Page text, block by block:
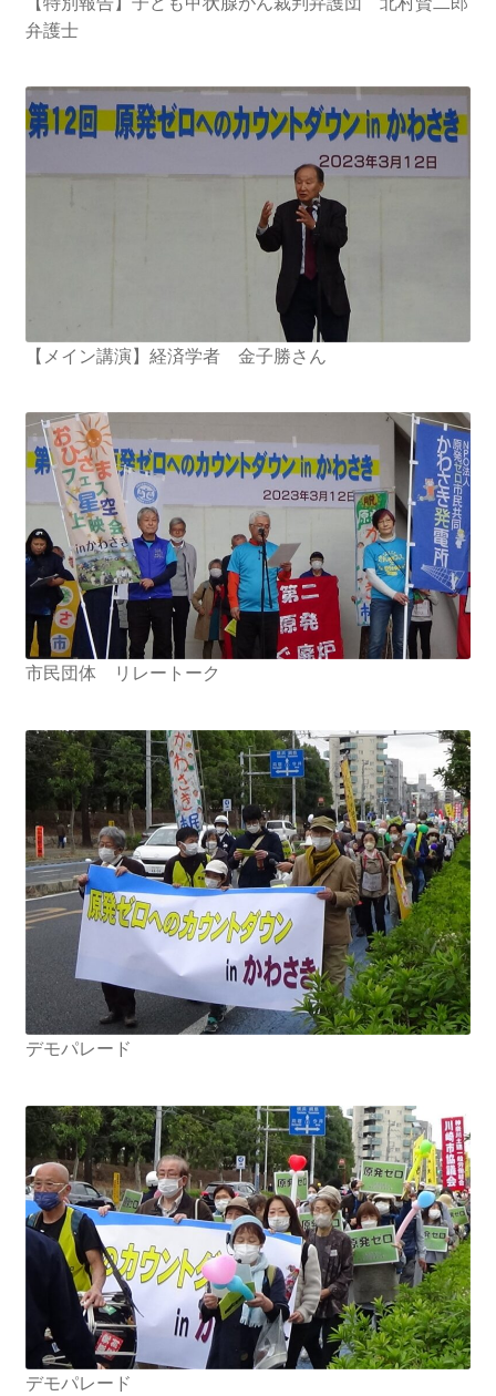
弁護士
【メイン講演】経済学者 金子勝さん
市民団体 リレートーク
デモパレード
デモパレード